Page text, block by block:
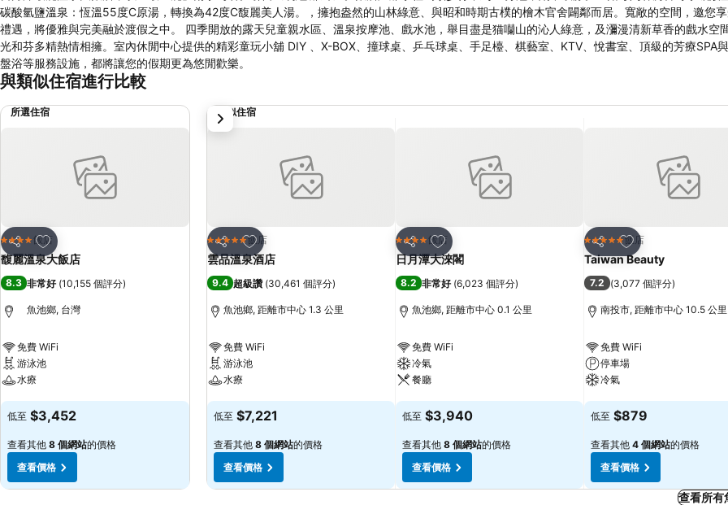
碳酸氫鹽溫泉：恆溫55度C原湯，轉換為42度C馥麗美人湯。，擁抱盎然的山林綠意、與昭和時期古樸的檜木官舍闢鄰而居。寬敞的空間，邀您
禮遇，將優雅與完美融於渡假之中。 四季開放的露天兒童親水區、溫泉按摩池、戲水池，舉目盡是猫囒山的沁人綠意，及瀰漫清新草香的戲水空間，邀您與陽
光和芬多精熱情相擁。室內休閒中心提供的精彩童玩小舖 DIY 、X-BOX、撞球桌、乒乓球桌、手足檯、棋藝室、KTV、悅書室、頂級的芳療SPA
盤浴等服務設施，都將讓您的假期更為悠閒歡樂。
與類似住宿進行比較
所選住宿
分享
加入我的最愛
4 星級 飯店
馥麗溫泉大飯店
8.3 非常好 (10,155 個評分)
魚池鄉, 台灣
免費 WiFi
游泳池
水療
查看價格
低至 $3,452
查看其他 8 個網站的價格
查看價格
類似住宿
分享
加入我的最愛
5 星級 飯店
雲品溫泉酒店
9.4 超級讚 (30,461 個評分)
魚池鄉, 距離市中心 1.3 公里
免費 WiFi
游泳池
水療
查看價格
低至 $7,221
查看其他 8 個網站的價格
查看價格
分享
加入我的最愛
4 星級 飯店
日月潭大淶閣
8.2 非常好 (6,023 個評分)
魚池鄉, 距離市中心 0.1 公里
免費 WiFi
冷氣
餐廳
查看價格
低至 $3,940
查看其他 8 個網站的價格
查看價格
分享
加入我的最愛
5 星級 飯店
Taiwan Beauty
7.2 (3,077 個評分)
南投市, 距離市中心 10.5 公里
免費 WiFi
停車場
冷氣
查看價格
低至 $879
查看其他 4 個網站的價格
查看價格
下一步
查看所有